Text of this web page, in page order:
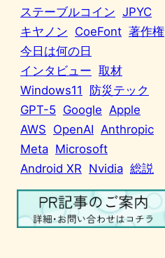
ステーブルコイン JPYC
キヤノン CoeFont 著作権
今日は何の日
インタビュー 取材
Windows11
防災テック
GPT-5 Google Apple
AWS OpenAI Anthropic
Meta Microsoft
Android XR Nvidia 総説